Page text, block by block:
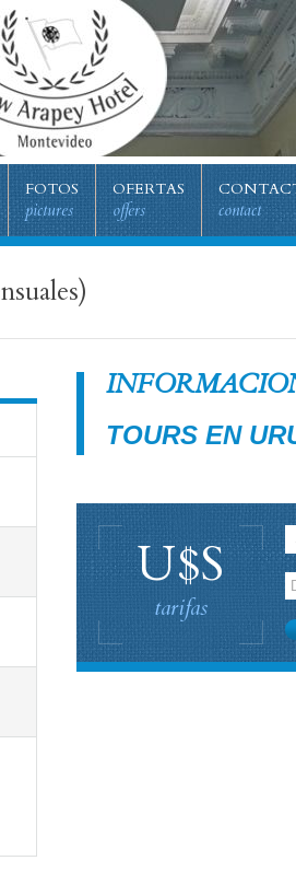
FOTOS
pictures
OFERTAS
offers contact
TOURS EN
U$S
tarifas